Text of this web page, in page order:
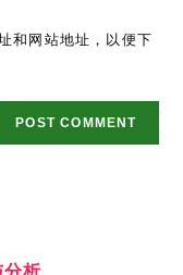
和网站地址，以便下